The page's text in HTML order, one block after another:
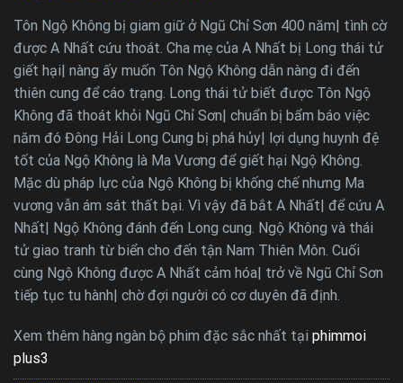
Tôn Ngộ Không bị giam giữ ở Ngũ Chỉ Sơn 400 năm| tình cờ
được A Nhất cứu thoát. Cha mẹ của A Nhất bị Long thái tử
giết hại| nàng ấy muốn Tôn Ngộ Không dẫn nàng đi đến
thiên cung để cáo trạng. Long thái tử biết được Tôn Ngộ
Không đã thoát khỏi Ngũ Chỉ Sơn| chuẩn bị bẩm báo việc
năm đó Đông Hải Long Cung bị phá hủy| lợi dụng huynh đệ
tốt của Ngộ Không là Ma Vương để giết hại Ngộ Không.
Mặc dù pháp lực của Ngộ Không bị khống chế nhưng Ma
vương vẫn ám sát thất bại. Vì vậy đã bắt A Nhất| để cứu A
Nhất| Ngộ Không đánh đến Long cung. Ngộ Không và thái
tử giao tranh từ biển cho đến tận Nam Thiên Môn. Cuối
cùng Ngộ Không được A Nhất cảm hóa| trở về Ngũ Chỉ Sơn
tiếp tục tu hành| chờ đợi người có cơ duyên đã định.
Xem thêm hàng ngàn bộ phim đặc sắc nhất tại phimmoi
plus3